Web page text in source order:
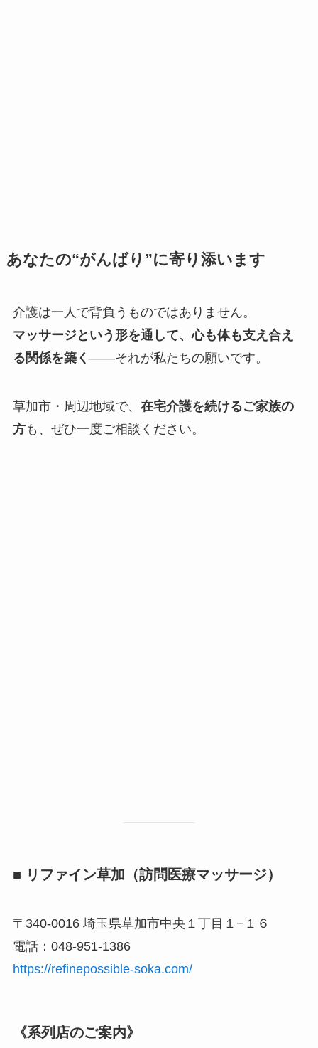
あなたの“がんばり”に寄り添います
介護は一人で背負うものではありません。
マッサージという形を通して、心も体も支え合え
る関係を築く ——それが私たちの願いです。
草加市・周辺地域で、 在宅介護を続けるご家族の
方も、ぜひ一度ご相談ください。
■ リファイン草加（訪問医療マッサージ）
〒340-0016 埼玉県草加市中央１丁目１−１６
電話：048-951-1386
https://refinepossible-soka.com/
《系列店のご案内》